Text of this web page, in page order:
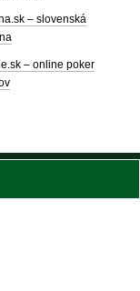
– slovenská
– online poker